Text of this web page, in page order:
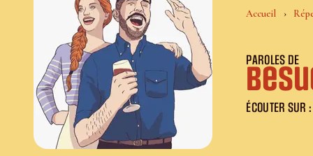
Accueil
PAROLES DE
ÉCOUTER SUR :